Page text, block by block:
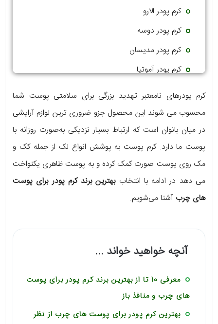
کرم پودر الارو
کرم پودر دوسه
کرم پودر مدیسان
کرم پودر آموتیا
کرم پودر فلورمار
کرم‌ پودرهای نامعتبر تهدید بزرگی برای سلامتی پوست شما
محسوب می‌ شوند این محصول جزو ضروری‌ ترین لوازم آرایشی
در میان بانوان است که ارتباط بسیار نزدیکی به‌صورت روزانه با
پوست ما دارد. کرم پوست به پوشش انواع لک از جمله کک و
مک روی پوست صورت کمک کرده و به پوست ظاهری یکنواخت
می‌ دهد در ادامه با انتخاب بهترین برند کرم‌ پودر برای پوست‌
های چرب آشنا می‌شویم.
آنچه خواهید خواند ...
معرفی 10 تا از بهترین برند کرم پودر برای پوست‌
های چرب و منافذ باز
بهترین کرم پودر برای پوست های چرب از نظر